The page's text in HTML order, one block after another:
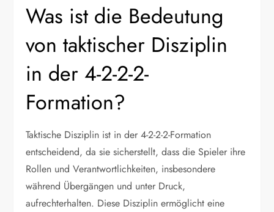
Was ist die Bedeutung
von taktischer Disziplin
in der 4-2-2-2-
Formation?
Taktische Disziplin ist in der 4-2-2-2-Formation
entscheidend, da sie sicherstellt, dass die Spieler ihre
Rollen und Verantwortlichkeiten, insbesondere
während Übergängen und unter Druck,
aufrechterhalten. Diese Disziplin ermöglicht eine